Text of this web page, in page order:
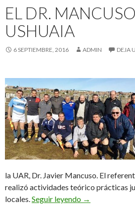
EL DR.
USHUAIA
6 SEPTIEMBRE, 2016 ADMIN DEJA
la UAR, Dr. Javier Mancuso. El
realizó actividades teórico prácticas
locales.Seguir leyendo El Dr. Mancuso
→